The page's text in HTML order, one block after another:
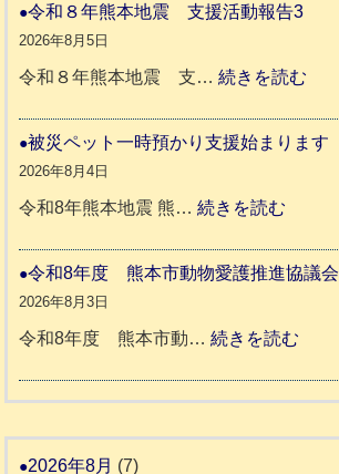
リ
ッ
さ
ん
ト
人
ホ
日
1
令和８年熊本地震 支援活動報告3
2026年8月5日
令和８年熊本地震 支…続きを読む
和
本
支
被災ペット一時預かり支援始まります
2026年8月4日
令和8年熊本地震 熊…続きを読む
災
ッ
令和8年度 熊本市動物愛護推進協議会
2026年8月3日
令和8年度 熊本市動…続きを読む
和
2026年8月 (7)